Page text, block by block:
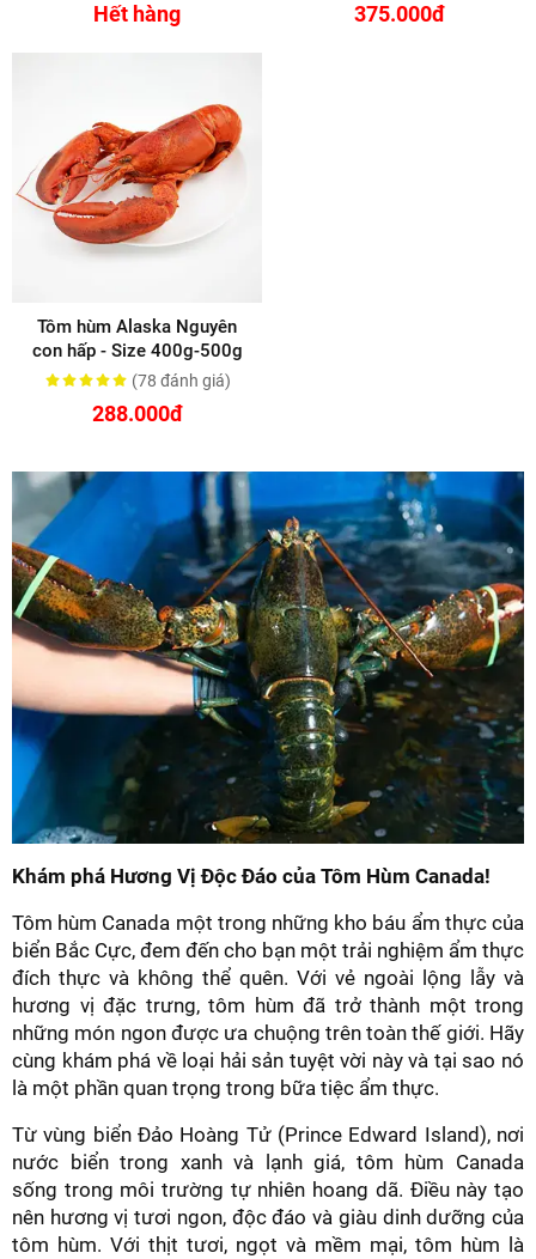
Hết hàng 375.000đ
Tôm hùm Alaska Nguyên
con hấp - Size 400g-500g
(78 đánh giá)
288.000đ
Khám phá Hương Vị Độc Đáo của Tôm Hùm Canada!
Tôm hùm Canada một trong những kho báu ẩm thực của
biển Bắc Cực, đem đến cho bạn một trải nghiệm ẩm thực
đích thực và không thể quên. Với vẻ ngoài lộng lẫy và
hương vị đặc trưng, tôm hùm đã trở thành một trong
những món ngon được ưa chuộng trên toàn thế giới. Hãy
cùng khám phá về loại hải sản tuyệt vời này và tại sao nó
là một phần quan trọng trong bữa tiệc ẩm thực.
Từ vùng biển Đảo Hoàng Tử (Prince Edward Island), nơi
nước biển trong xanh và lạnh giá, tôm hùm Canada
sống trong môi trường tự nhiên hoang dã. Điều này tạo
nên hương vị tươi ngon, độc đáo và giàu dinh dưỡng của
tôm hùm. Với thịt tươi, ngọt và mềm mại, tôm hùm là